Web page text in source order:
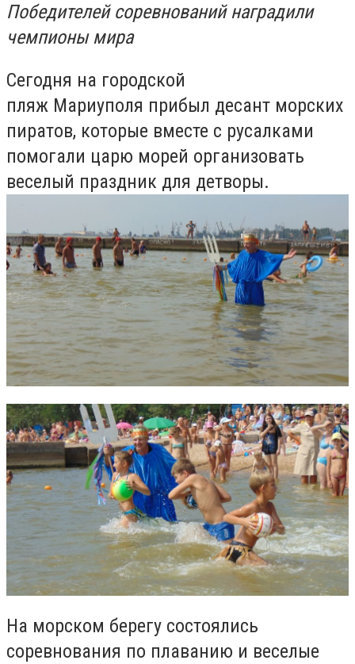
Победителей соревнований наградили
чемпионы мира
Сегодня на городской
пляж Мариуполя прибыл десант морских
пиратов, которые вместе с русалками
помогали царю морей организовать
веселый праздник для детворы.
На морском берегу состоялись
соревнования по плаванию и веселые